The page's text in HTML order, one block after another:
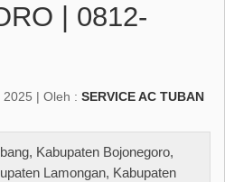
| 0812-
2025 | Oleh : SERVICE AC TUBAN
, Kabupaten Bojonegoro,
Lamongan, Kabupaten